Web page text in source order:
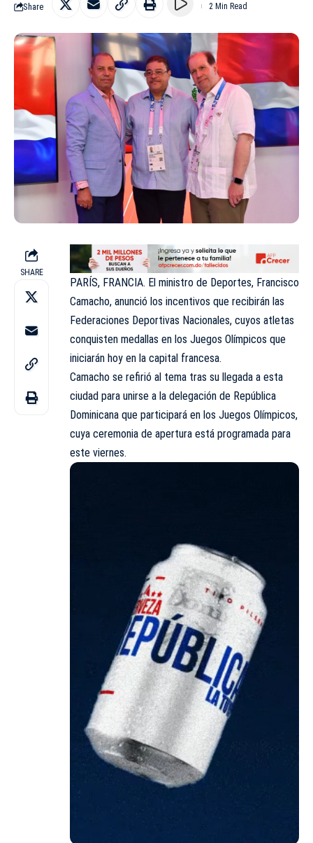
Share 2 Min Read
SHARE
PARÍS, FRANCIA. El ministro de Deportes, Francisco
Camacho, anunció los incentivos que recibirán las
Federaciones Deportivas Nacionales, cuyos atletas
conquisten medallas en los Juegos Olímpicos que
iniciarán hoy en la capital francesa.
Camacho se refirió al tema tras su llegada a esta
ciudad para unirse a la delegación de República
Dominicana que participará en los Juegos Olímpicos,
cuya ceremonia de apertura está programada para
este viernes.